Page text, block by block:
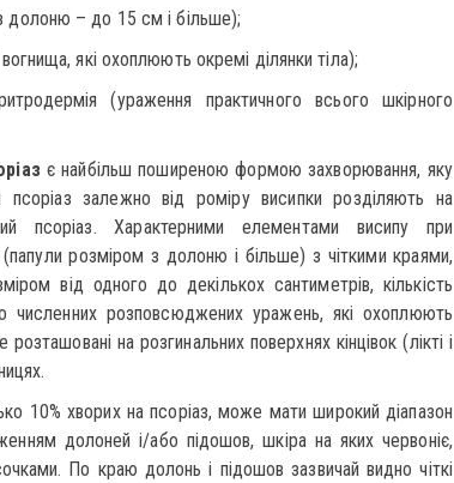
долоню – до 15 см і більше);
які охоплюють окремі ділянки тіла);
(ураження практичного всього шкірного
є найбільш поширеною формою захворювання, яку
залежно від роміру висипки розділяють на
псоріаз. Характерними елементами висипу при
розміром з долоню і більше) з чіткими краями,
від одного до декількох сантиметрів, кількість
численних розповсюджених уражень, які охоплюють
на розгинальних поверхнях кінцівок (лікті і
10% хворих на псоріаз, може мати широкий діапазон
долоней і/або підошов, шкіра на яких червоніє,
По краю долонь і підошов зазвичай видно чіткі